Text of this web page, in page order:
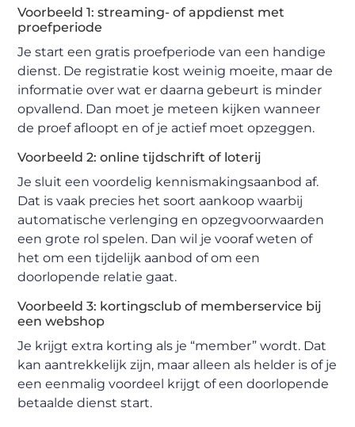
Voorbeeld 1: streaming- of appdienst met
proefperiode
Je start een gratis proefperiode van een handige
dienst. De registratie kost weinig moeite, maar de
informatie over wat er daarna gebeurt is minder
opvallend. Dan moet je meteen kijken wanneer
de proef afloopt en of je actief moet opzeggen.
Voorbeeld 2: online tijdschrift of loterij
Je sluit een voordelig kennismakingsaanbod af.
Dat is vaak precies het soort aankoop waarbij
automatische verlenging en opzegvoorwaarden
een grote rol spelen. Dan wil je vooraf weten of
het om een tijdelijk aanbod of om een
doorlopende relatie gaat.
Voorbeeld 3: kortingsclub of memberservice bij
een webshop
Je krijgt extra korting als je “member” wordt. Dat
kan aantrekkelijk zijn, maar alleen als helder is of je
een eenmalig voordeel krijgt of een doorlopende
betaalde dienst start.